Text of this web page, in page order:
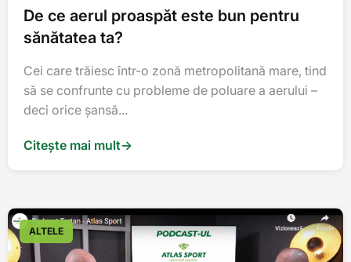
De ce aerul proaspăt este bun pentru
sănătatea ta?
Cei care trăiesc într-o zonă metropolitană mare, tind
să se confrunte cu probleme de poluare a aerului –
deci orice șansă...
Citește mai mult→
ALTELE